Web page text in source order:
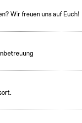
Wir freuen uns auf Euch!